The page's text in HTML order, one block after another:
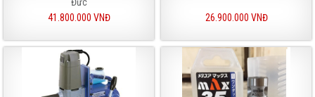
41.800.000 VNĐ
26.900.000 VNĐ